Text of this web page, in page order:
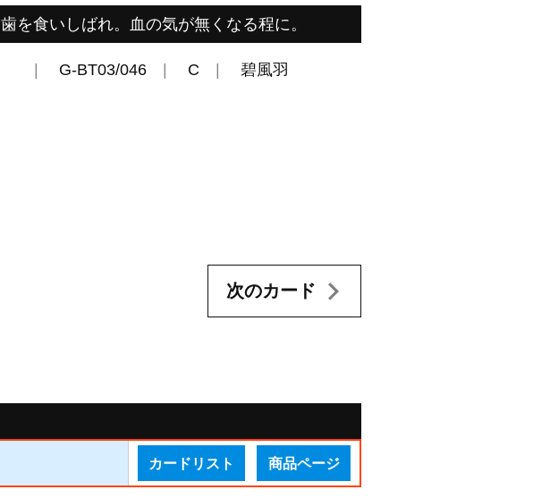
歯を食いしばれ。血の気が無くなる程に。
G-BT03/046 C 碧風羽
次のカード
カードリスト 商品ページ